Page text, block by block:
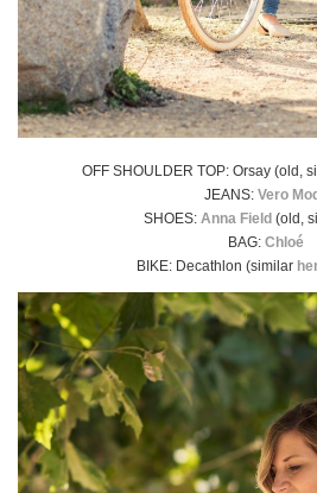
OFF SHOULDER TOP: Orsay (old,
JEANS: Vero
SHOES: Anna Field (old,
BAG: Chloé
BIKE: Decathlon (similar